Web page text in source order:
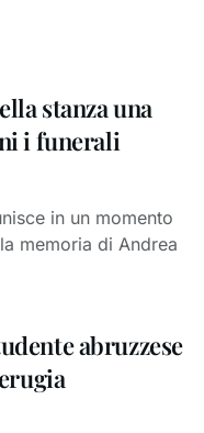
stanza una
i funerali
in un momento
memoria di Andrea
abruzzese